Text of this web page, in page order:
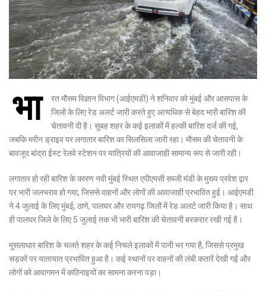
भा
रत मौसम विज्ञान विभाग (आईएमडी) ने शनिवार को मुंबई और आसपास के
जिलों के लिए रेड अलर्ट जारी करते हुए अत्यधिक से बेहद भारी बारिश की
चेतावनी दी है। सुबह शहर के कई इलाकों में हल्की बारिश दर्ज की गई,
जबकि मरीन ड्राइव पर लगातार बारिश का सिलसिला जारी रहा। मौसम की चेतावनी के
बावजूद बांद्रा ईस्ट रेलवे स्टेशन पर यात्रियों की आवाजाही सामान्य रूप से जारी रही।
लगातार हो रही बारिश के कारण नवी मुंबई स्थित एपीएमसी सब्जी मंडी के मुख्य प्रवेश द्वार
पर भारी जलभराव हो गया, जिससे वाहनों और लोगों की आवाजाही प्रभावित हुई। आईएमडी
ने 4 जुलाई के लिए मुंबई, ठाणे, पालघर और रायगढ़ जिलों में रेड अलर्ट जारी किया है। साथ
ही पालघर जिले के लिए 5 जुलाई तक भी भारी बारिश की चेतावनी बरकरार रखी गई है।
मूसलाधार बारिश के चलते शहर के कई निचले इलाकों में पानी भर गया है, जिससे प्रमुख
सड़कों पर यातायात प्रभावित हुआ है। कई स्थानों पर वाहनों की लंबी कतारें देखी गईं और
लोगों को आवागमन में कठिनाइयों का सामना करना पड़ा।